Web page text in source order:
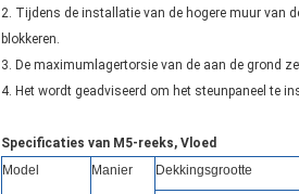
2. Tijdens de installatie van de hogere muur van
blokkeren.
3. De maximumlagertorsie van de aan de grond
4. Het wordt geadviseerd om het steunpaneel te
Specificaties van M5-reeks, Vloed
Model
Manier Dekkingsgrootte